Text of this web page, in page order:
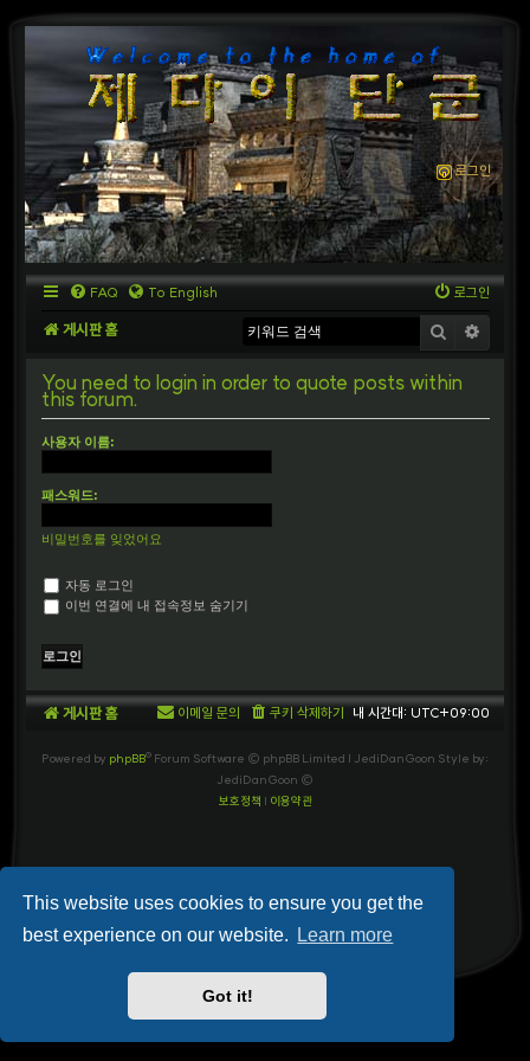
This website uses cookies to ensure you get the
best experience on our website.
Learn more
Got it!
로그인
FAQ To English 로그인
게시판 홈 검색
You need to login in order to quote posts within
this forum.
사용자 이름:
패스워드:
비밀번호를 잊었어요
자동 로그인
이번 연결에 내 접속정보 숨기기
게시판 홈 내 시간대: UTC+09:00
쿠키 삭제하기
이메일 문의
Powered by phpBB® Forum Software © phpBB Limited | JediDanGoon Style by:
JediDanGoon ©
보호정책 | 이용약관